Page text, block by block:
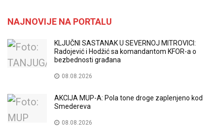
NAJNOVIJE NA PORTALU
KLJUČNI SASTANAK U SEVERNOJ MITROVICI:
Radojević i Hodžić sa komandantom KFOR-a o
bezbednosti građana
08.08.2026
AKCIJA MUP-A: Pola tone droge zaplenjeno kod
Smedereva
08.08.2026